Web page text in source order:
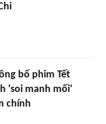
bố phim Tết
'soi manh mối'
chính